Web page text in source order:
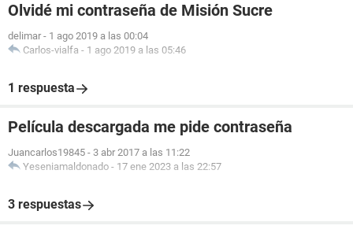
Olvidé mi contraseña de Misión Sucre
delimar - 1 ago 2019 a las 00:04
Carlos-vialfa - 1 ago 2019 a las 05:46
1 respuesta
Película descargada me pide contraseña
Juancarlos19845 - 3 abr 2017 a las 11:22
Yeseniamaldonado - 17 ene 2023 a las 22:57
3 respuestas